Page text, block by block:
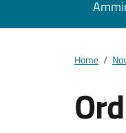
Home /